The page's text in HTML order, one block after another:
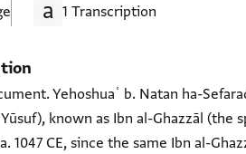
1 Transcription
Yehoshuaʿ b. Natan ha-
known as Ibn al-Ghazzāl
1047 CE, since the same Ibn al-